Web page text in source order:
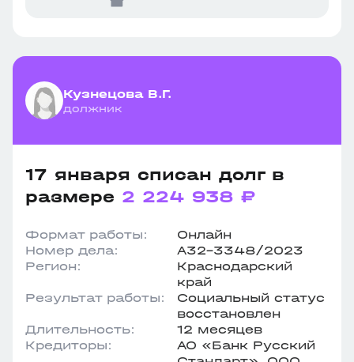
Кузнецова В.Г.
должник
17 января списан долг в
размере 2 224 938 ₽
Формат работы:
Онлайн
Номер дела:
А32-3348/2023
Регион:
Краснодарский
край
Результат работы:
Социальный статус
восстановлен
Длительность:
12 месяцев
Кредиторы:
АО «Банк Русский